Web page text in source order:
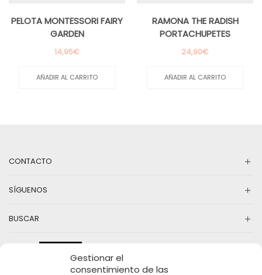
Gestionar el
consentimiento de las
PELOTA MONTESSORI FAIRY
GARDEN
14,95€
AÑADIR AL CARRITO
RAMONA THE RADISH
PORTACHUPETES
24,90€
AÑADIR AL CARRITO
CONTACTO
SÍGUENOS
BUSCAR